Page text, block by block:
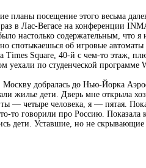
планы посещение этого весьма
в Лас-Вегасе на конференции
настолько содержательным, что
спотыкаешься об игровые
Times Square, 40‑й с чем-то этаж,
уехали по студенческой
добралась до Нью-Йорка
жилье дети. Дверь мне открыла
— четыре человека, я — пятая.
то говорили про Россию.
дети. Уставшие, но не